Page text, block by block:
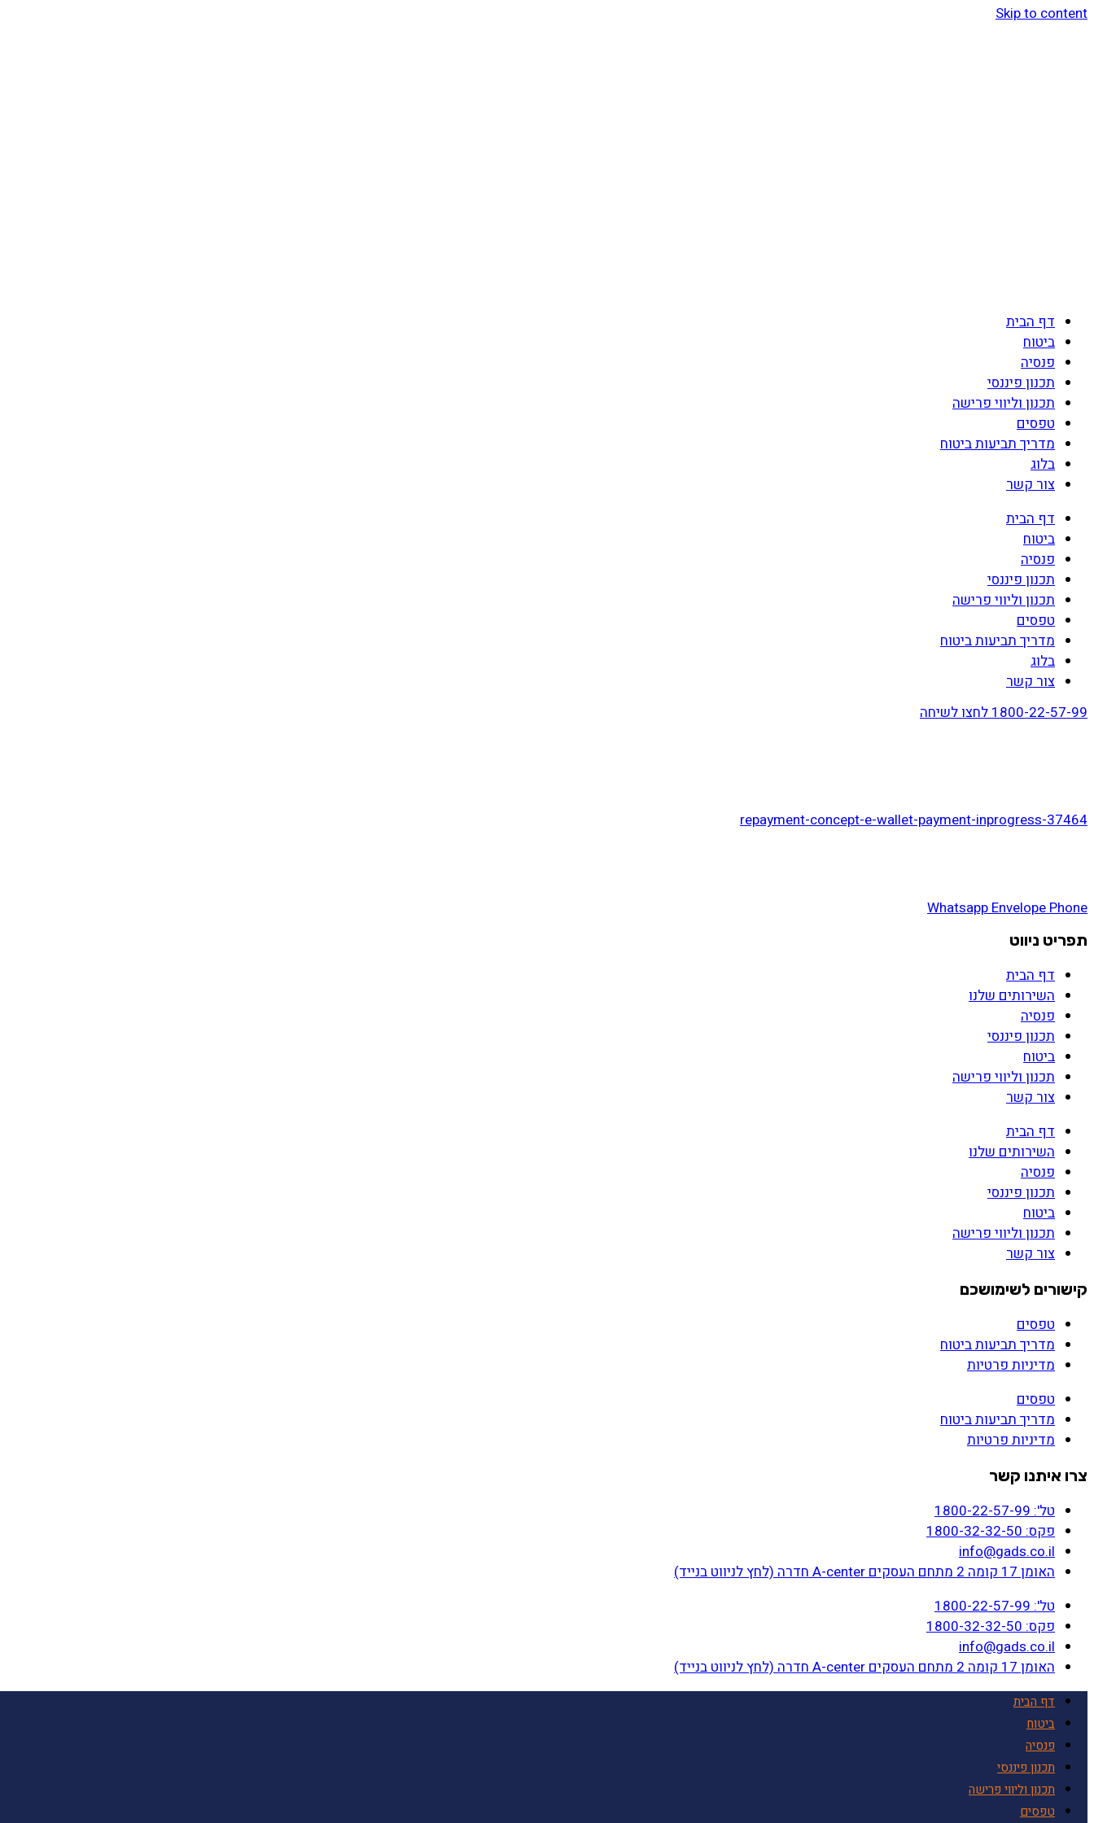
Skip to content
דף הבית
ביטוח
פנסיה
תכנון פיננסי
תכנון וליווי פרישה
טפסים
מדריך תביעות ביטוח
בלוג
צור קשר
דף הבית
ביטוח
פנסיה
תכנון פיננסי
תכנון וליווי פרישה
טפסים
מדריך תביעות ביטוח
בלוג
צור קשר
1800-22-57-99 לחצו לשיחה
37464-repayment-concept-e-wallet-payment-inprogress
WhatsappEnvelopePhone
תפריט ניווט
דף הבית
השירותים שלנו
פנסיה
תכנון פיננסי
ביטוח
תכנון וליווי פרישה
צור קשר
דף הבית
השירותים שלנו
פנסיה
תכנון פיננסי
ביטוח
תכנון וליווי פרישה
צור קשר
קישורים לשימושכם
טפסים
מדריך תביעות ביטוח
מדיניות פרטיות
טפסים
מדריך תביעות ביטוח
מדיניות פרטיות
צרו איתנו קשר
טל': 1800-22-57-99
פקס: 1800-32-32-50
info@gads.co.il
האומן 17 קומה 2 מתחם העסקים A-center חדרה (לחץ לניווט בנייד)
טל': 1800-22-57-99
פקס: 1800-32-32-50
info@gads.co.il
האומן 17 קומה 2 מתחם העסקים A-center חדרה (לחץ לניווט בנייד)
דף הבית
ביטוח
פנסיה
תכנון פיננסי
תכנון וליווי פרישה
טפסים